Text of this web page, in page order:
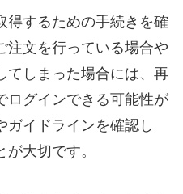
得するための手続きを確
注文を行っている場合や
てしまった場合には、再
ログインできる可能性が
ガイドラインを確認し
大切です。